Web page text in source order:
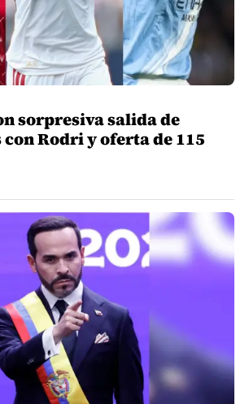
sorpresiva salida de
Rodri y oferta de 115